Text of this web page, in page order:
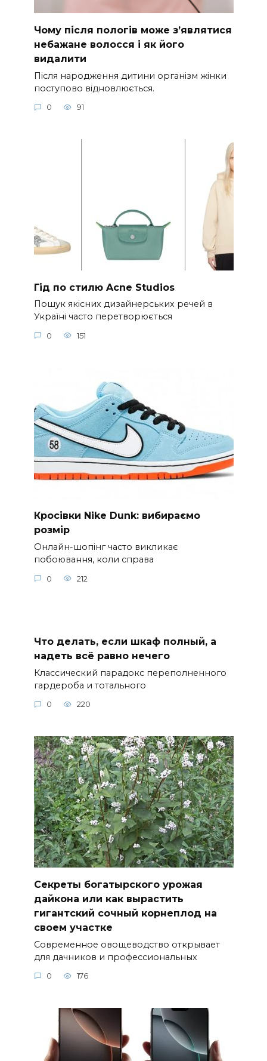
Чому після пологів може з’являтися
небажане волосся і як його
видалити
Після народження дитини організм жінки
поступово відновлюється.
0 91
Гід по стилю Acne Studios
Пошук якісних дизайнерських речей в
Україні часто перетворюється
0 151
Кросівки Nike Dunk: вибираємо
розмір
Онлайн-шопінг часто викликає
побоювання, коли справа
0 212
Что делать, если шкаф полный, а
надеть всё равно нечего
Классический парадокс переполненного
гардероба и тотального
0 220
Секреты богатырского урожая
дайкона или как вырастить
гигантский сочный корнеплод на
своем участке
Современное овощеводство открывает
для дачников и профессиональных
0 176